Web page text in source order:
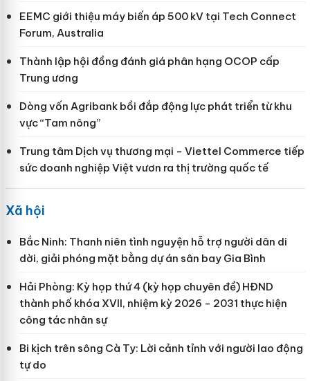
EEMC giới thiệu máy biến áp 500 kV tại Tech Connect
Forum, Australia
Thành lập hội đồng đánh giá phân hạng OCOP cấp
Trung ương
Dòng vốn Agribank bồi đắp động lực phát triển từ khu
vực “Tam nông”
Trung tâm Dịch vụ thương mại - Viettel Commerce tiếp
sức doanh nghiệp Việt vươn ra thị trường quốc tế
Xã hội
Bắc Ninh: Thanh niên tình nguyện hỗ trợ người dân di
dời, giải phóng mặt bằng dự án sân bay Gia Bình
Hải Phòng: Kỳ họp thứ 4 (kỳ họp chuyên đề) HĐND
thành phố khóa XVII, nhiệm kỳ 2026 - 2031 thực hiện
công tác nhân sự
Bi kịch trên sông Cà Ty: Lời cảnh tỉnh với người lao động
tự do